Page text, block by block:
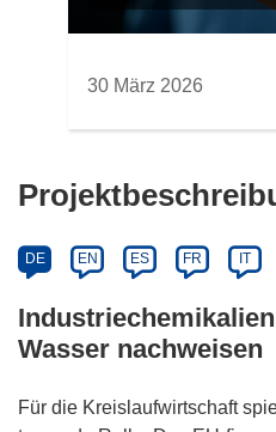
30 März 2026
DE EN ES FR IT
Wasser nachweisen
Für die Kreislaufwirtschaft